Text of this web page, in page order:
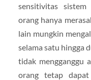
sensitivitas sistem
orang hanya
lain mungkin
selama satu hingga
tidak mengganggu
orang tetap dapat